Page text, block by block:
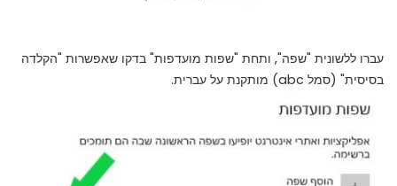
עברו ללשונית "שפה", ותחת "שפות מועדפות" בדקו שאפשרות "הקלדה
בסיסית" (סמל abc) מותקנת על עברית.